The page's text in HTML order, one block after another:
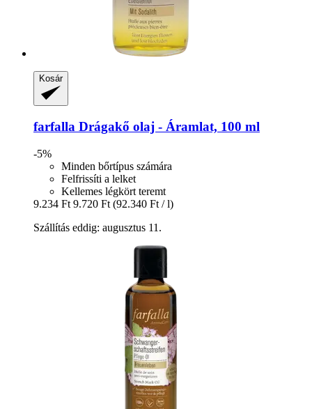
Kosár
farfalla Drágakő olaj -​ Áramlat, 100 ml
-5%
Minden bőrtípus számára
Felfrissíti a lelket
Kellemes légkört teremt
9.234 Ft 9.720 Ft (92.340 Ft / l)
Szállítás eddig: augusztus 11.